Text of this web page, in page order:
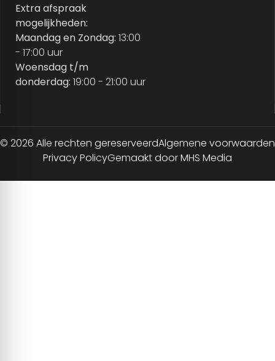
Extra afspraak
mogelijkheden:
Maandag en Zondag: 13:00
- 17:00 uur
Woensdag t/m
donderdag: 19:00 - 21:00 uur
© 2026 Alle rechten gereserveerdAlgemene voorwaarden
Privacy PolicyGemaakt door MHS Media